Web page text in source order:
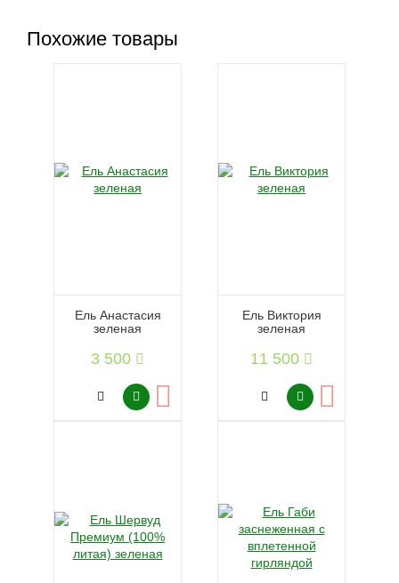
Похожие товары
Ель Анастасия
зеленая
3 500
Ель Виктория
зеленая
11 500